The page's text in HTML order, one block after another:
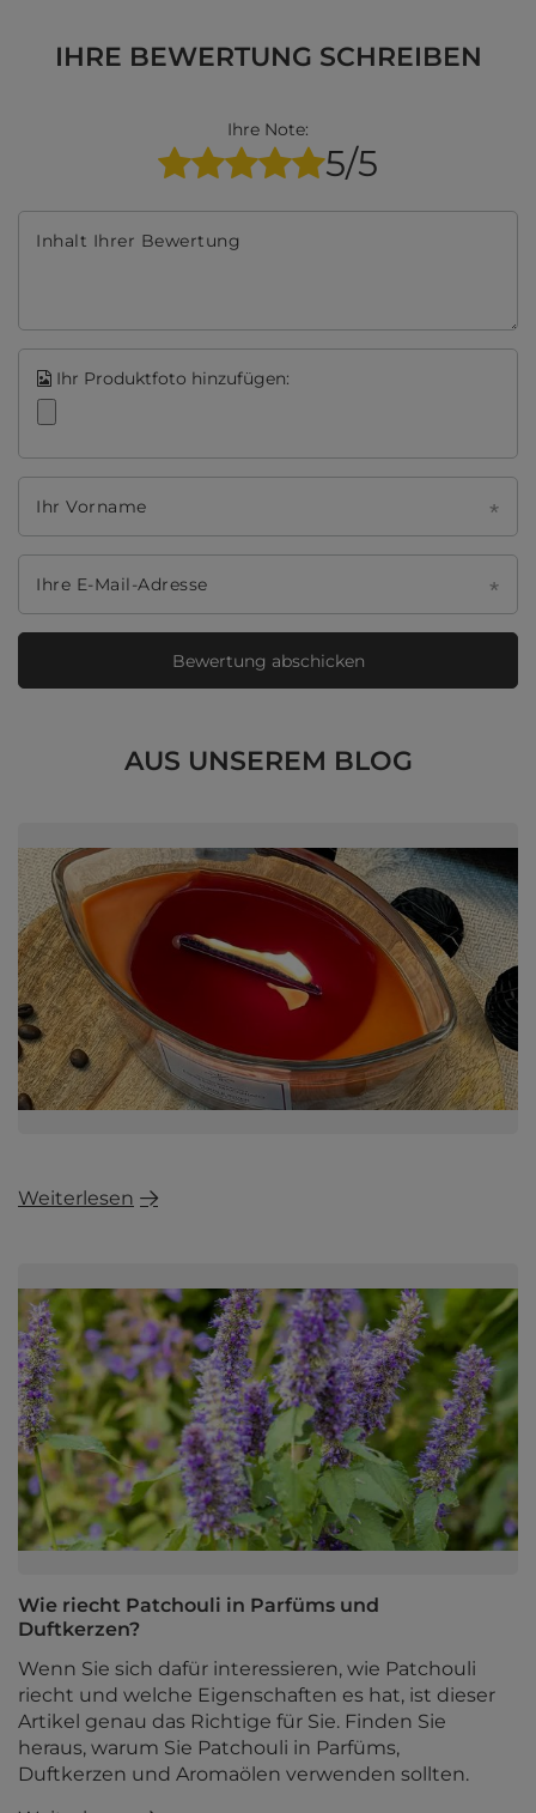
IHRE BEWERTUNG SCHREIBEN
Ihre Note:
5/5
Inhalt Ihrer Bewertung
Ihr Produktfoto hinzufügen:
Ihr Vorname
Ihre E-Mail-Adresse
Bewertung abschicken
AUS UNSEREM BLOG
Weiterlesen
Wie riecht Patchouli in Parfüms und
Duftkerzen?
Wenn Sie sich dafür interessieren, wie Patchouli
riecht und welche Eigenschaften es hat, ist dieser
Artikel genau das Richtige für Sie. Finden Sie
heraus, warum Sie Patchouli in Parfüms,
Duftkerzen und Aromaölen verwenden sollten.